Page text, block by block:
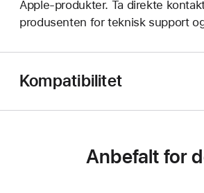
Apple-produkter. Ta direkte
produsenten for teknisk support
Kompatibilitet
Anbefalt for